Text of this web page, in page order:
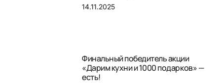
14.11.2025
Финальный победитель акции
«Дарим кухни и 1000 подарков» —
есть!